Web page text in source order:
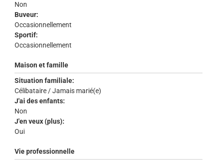
Non
Buveur:
Occasionnellement
Sportif:
Occasionnellement
Maison et famille
Situation familiale:
Célibataire / Jamais marié(e)
J'ai des enfants:
Non
J'en veux (plus):
Oui
Vie professionnelle